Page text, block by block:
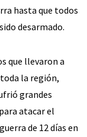
hasta que todos
desarmado.
que llevaron a
la región,
grandes
atacar el
de 12 días en